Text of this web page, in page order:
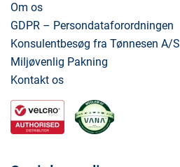
Om os
GDPR – Persondataforordningen
Konsulentbesøg fra Tønnesen A/S
Miljøvenlig Pakning
Kontakt os